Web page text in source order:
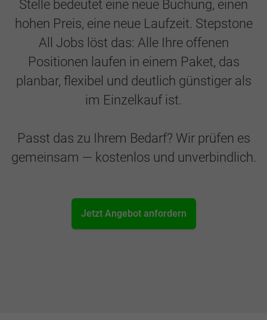
Stelle bedeutet eine neue Buchung, einen
hohen Preis, eine neue Laufzeit. Stepstone
All Jobs löst das: Alle Ihre offenen
Positionen laufen in einem Paket, das
planbar, flexibel und deutlich günstiger als
im Einzelkauf ist.
Passt das zu Ihrem Bedarf? Wir prüfen es
gemeinsam — kostenlos und unverbindlich.
Jetzt Angebot anfordern